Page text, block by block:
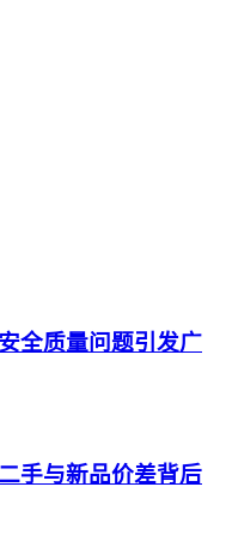
全质量问题引发广
手与新品价差背后